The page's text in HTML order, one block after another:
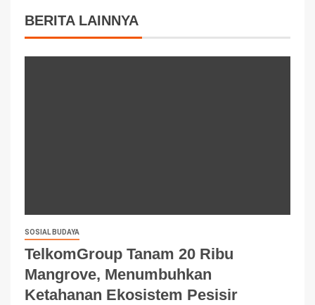
BERITA LAINNYA
SOSIAL BUDAYA
TelkomGroup Tanam 20 Ribu
Mangrove, Menumbuhkan
Ketahanan Ekosistem Pesisir